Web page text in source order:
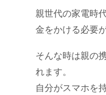
親世代の家電時
金をかける必要
そんな時は親の
れます。
自分がスマホを